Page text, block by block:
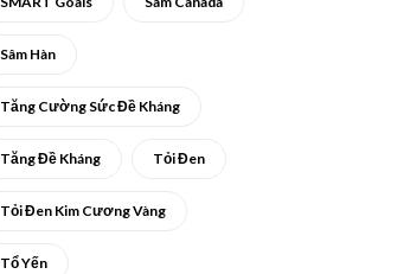
Sâm Hàn
Tăng Cường Sức Đề Kháng
Tăng Đề Kháng Tỏi Đen
Tỏi Đen Kim Cương Vàng
Tổ Yến